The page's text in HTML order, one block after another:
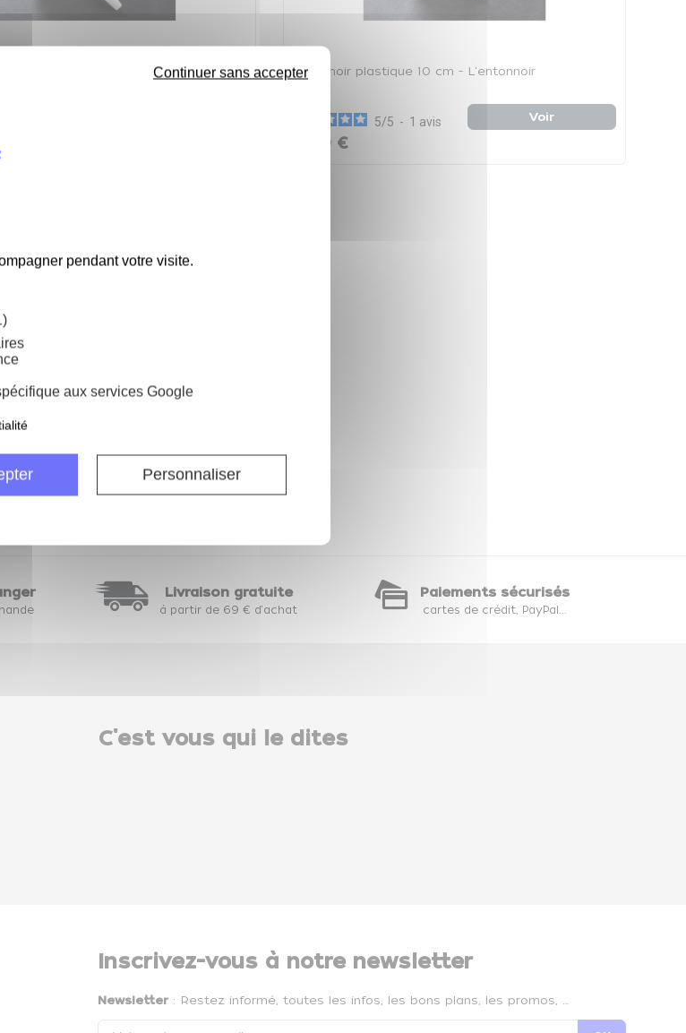
pendant votre visite.
aux services Google
Continuer sans accepter
Personnaliser
14 cm - L'entonnoir Entonnoir plastique 10 cm - L'entonnoir
5/5 - 1 avis
0,99 €
Voir
stock
18 cm
4.8/5-5avis
Livraison gratuite
à partir de 69 € d'achat
Paiements sécurisés
cartes de crédit, PayPal...
C'est vous qui le dites
Inscrivez-vous à notre newsletter
Newsletter : Restez informé, toutes les infos, les bons plans, les promos, …